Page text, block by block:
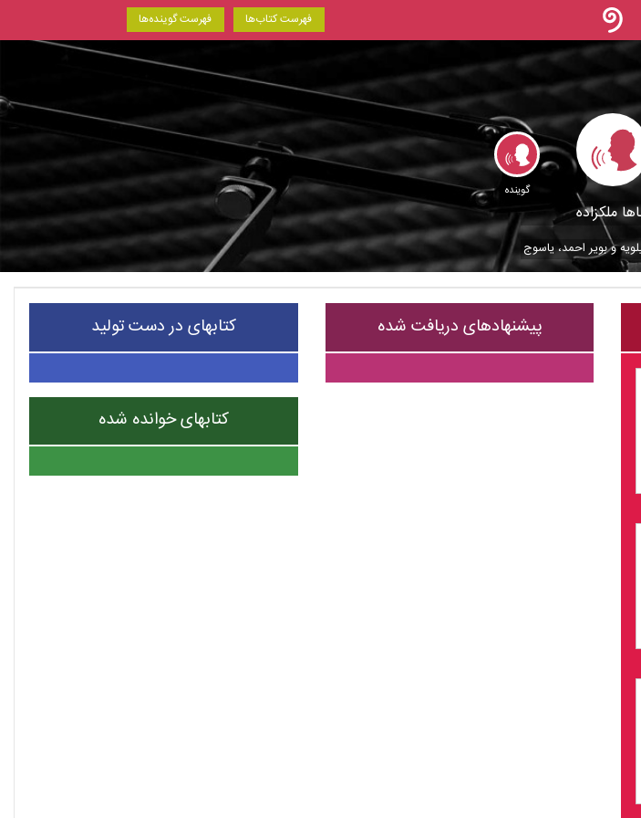
فهرست گوینده‌ها فهرست کتاب‌ها
گوینده
ملکزاده
و بوير احمد، ياسوج
پیشنهادهای دریافت شده کتابهای در دست تولید
کتابهای خوانده شده